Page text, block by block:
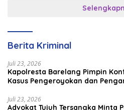
Berita Kriminal
Juli 23, 2026
Kapolresta Barelang Pimpin
Kasus Pengeroyokan dan
Juli 23, 2026
Advokat Tujuh Tersangka Minta